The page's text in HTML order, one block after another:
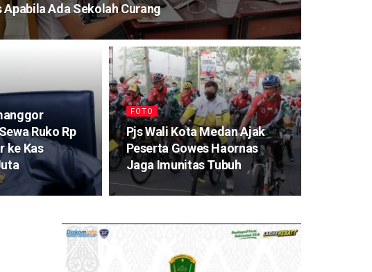
Ada Sekolah Curang
Ruko Rp
ke Kas
FOTO
Pjs Wali Kota Medan Ajak
Peserta Gowes Haornas
Jaga Imunitas Tubuh